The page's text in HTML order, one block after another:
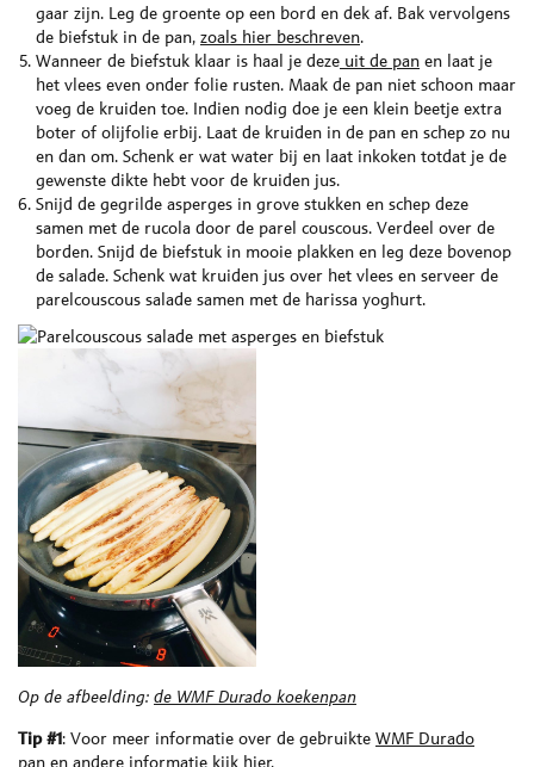
gaar zijn. Leg de groente op een bord en dek af. Bak vervolgens
de biefstuk in de pan, zoals hier beschreven.
Wanneer de biefstuk klaar is haal je deze uit de pan en laat je
het vlees even onder folie rusten. Maak de pan niet schoon maar
voeg de kruiden toe. Indien nodig doe je een klein beetje extra
boter of olijfolie erbij. Laat de kruiden in de pan en schep zo nu
en dan om. Schenk er wat water bij en laat inkoken totdat je de
gewenste dikte hebt voor de kruiden jus.
Snijd de gegrilde asperges in grove stukken en schep deze
samen met de rucola door de parel couscous. Verdeel over de
borden. Snijd de biefstuk in mooie plakken en leg deze bovenop
de salade. Schenk wat kruiden jus over het vlees en serveer de
parelcouscous salade samen met de harissa yoghurt.
Op de afbeelding: de WMF Durado koekenpan
Tip #1: Voor meer informatie over de gebruikte WMF Durado
pan en andere informatie kijk hier.